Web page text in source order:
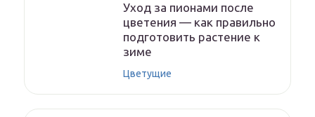
Уход за пионами после
цветения — как правильно
подготовить растение к
зиме
Цветущие